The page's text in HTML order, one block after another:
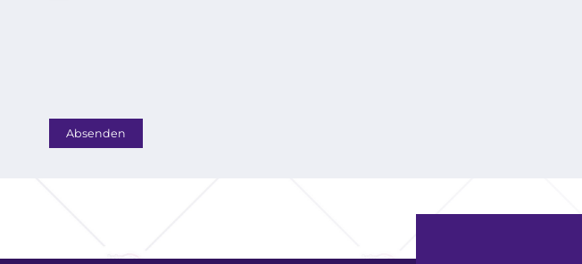
Absenden